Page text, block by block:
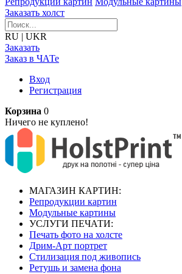
Заказать холст
RU | UKR
Заказать
Заказ в ЧАТе
Вход
Регистрация
Корзина 0
Ничего не куплено!
МАГАЗИН КАРТИН:
Репродукции картин
Модульные картины
УСЛУГИ ПЕЧАТИ:
Печать фото на холсте
Дрим-Арт портрет
Стилизация под живопись
Ретушь и замена фона